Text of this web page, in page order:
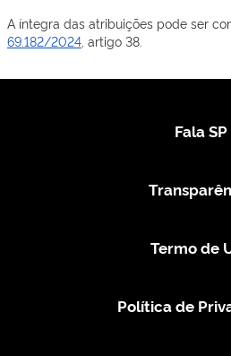
A íntegra das atribuições pode ser
69.182/2024​ , artigo 38​.
Fala SP
Termo de
Política de